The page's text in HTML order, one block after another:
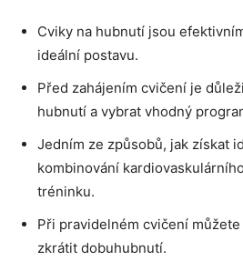
Cviky na hubnutí jsou
ideální postavu.
Před zahájením cvičení je
hubnutí a vybrat vhodný
Jedním ze způsobů, jak získat
kombinování
tréninku.
Při pravidelném cvičení
zkrátit dobuhubnutí.